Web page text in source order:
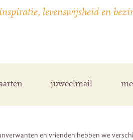
levenswijsheid en
juweelmail
en vrienden hebben we